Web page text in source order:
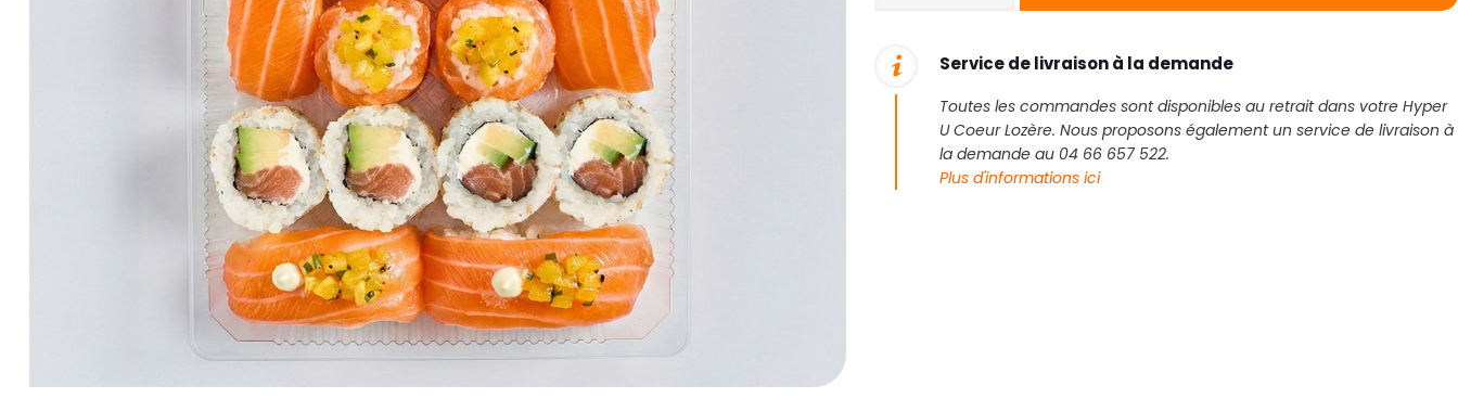
Mangue
Service de livraison à la demande
Toutes les commandes sont disponibles au retrait dans votre Hyper
U Coeur Lozère. Nous proposons également un service de livraison à
la demande au 04 66 657 522.
Plus d'informations ici